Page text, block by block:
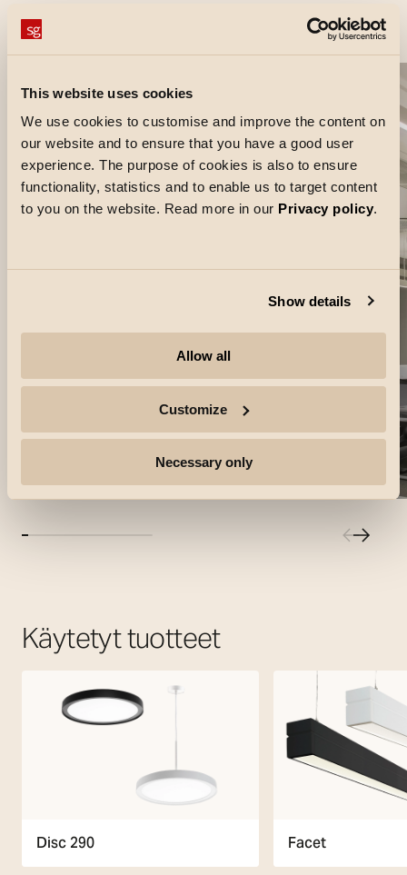
This website uses cookies
We use cookies to customise and improve the content on
our website and to ensure that you have a good user
experience. The purpose of cookies is also to ensure
functionality, statistics and to enable us to target content
to you on the website. Read more in our Privacy policy.
Show details
Allow all
Customize
Necessary only
Projektikuvat
Käytetyt tuotteet
Disc 290 Facet